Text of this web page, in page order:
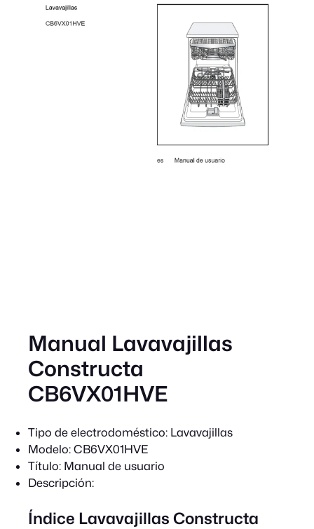
Manual Lavavajillas
Constructa
CB6VX01HVE
Tipo de electrodoméstico: Lavavajillas
Modelo: CB6VX01HVE
Título: Manual de usuario
Descripción:
Índice Lavavajillas Constructa